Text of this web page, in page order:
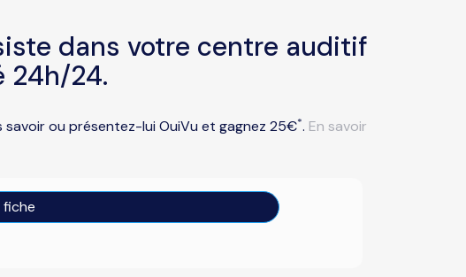
dans votre centre auditif
24h/24.
ou présentez-lui OuiVu et gagnez 25€*. En savoir
fiche